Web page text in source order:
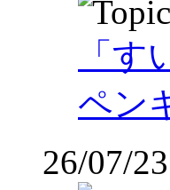
「
ペン
26/07/23